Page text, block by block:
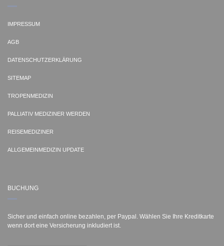
IMPRESSUM
AGB
DATENSCHUTZERKLÄRUNG
SITEMAP
TROPENMEDIZIN
PALLIATIV MEDIZINER WERDEN
REISEMEDIZINER
ALLGEMEINMEDIZIN UPDATE
BUCHUNG
Sicher und einfach online bezahlen, per Paypal. Wählen Sie Ihre Kreditkarte
wenn dort eine Versicherung inkludiert ist.